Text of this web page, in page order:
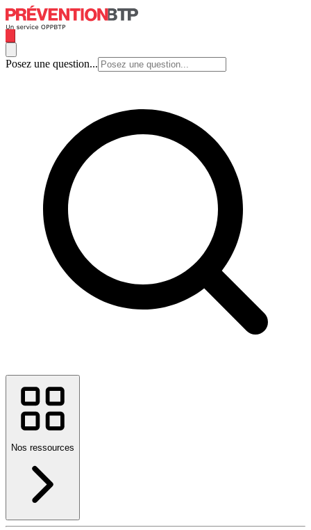
Posez une question...
Nos ressources